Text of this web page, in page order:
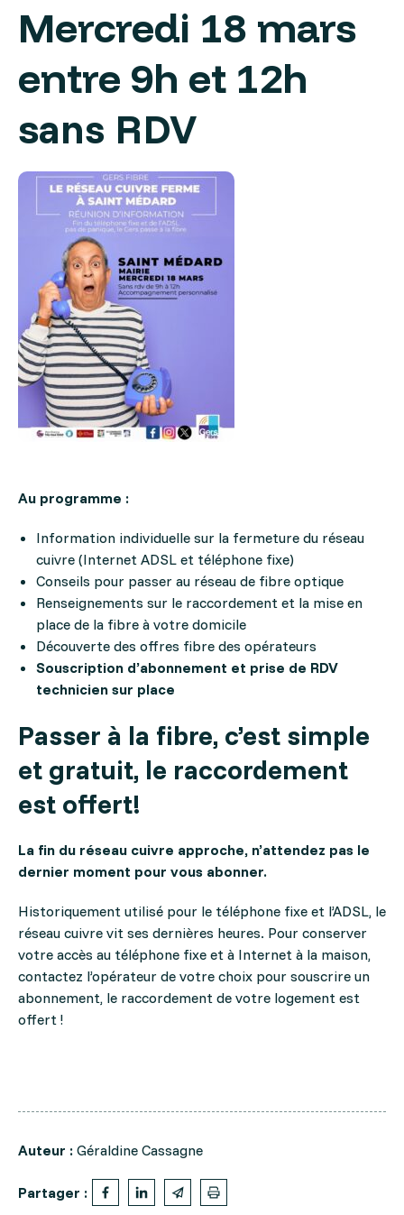
Mercredi 18 mars
entre 9h et 12h
sans RDV
Au programme :
Information individuelle sur la fermeture du réseau
cuivre (Internet ADSL et téléphone fixe)
Conseils pour passer au réseau de fibre optique
Renseignements sur le raccordement et la mise en
place de la fibre à votre domicile
Découverte des offres fibre des opérateurs
Souscription d’abonnement et prise de RDV
technicien sur place
Passer à la fibre, c’est simple
et gratuit, le raccordement
est offert!
La fin du réseau cuivre approche, n’attendez pas le
dernier moment pour vous abonner.
Historiquement utilisé pour le téléphone fixe et l’ADSL, le
réseau cuivre vit ses dernières heures. Pour conserver
votre accès au téléphone fixe et à Internet à la maison,
contactez l’opérateur de votre choix pour souscrire un
abonnement, le raccordement de votre logement est
offert !
Auteur : Géraldine Cassagne
Partager :